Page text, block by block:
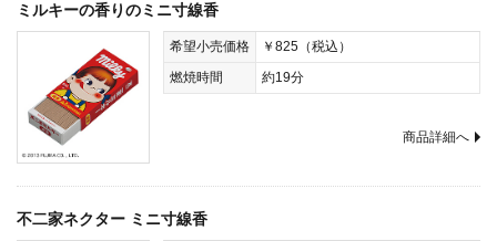
ミルキーの香りのミニ寸線香
希望小売価格
￥825（税込）
燃焼時間
約19分
商品詳細へ
不二家ネクター ミニ寸線香